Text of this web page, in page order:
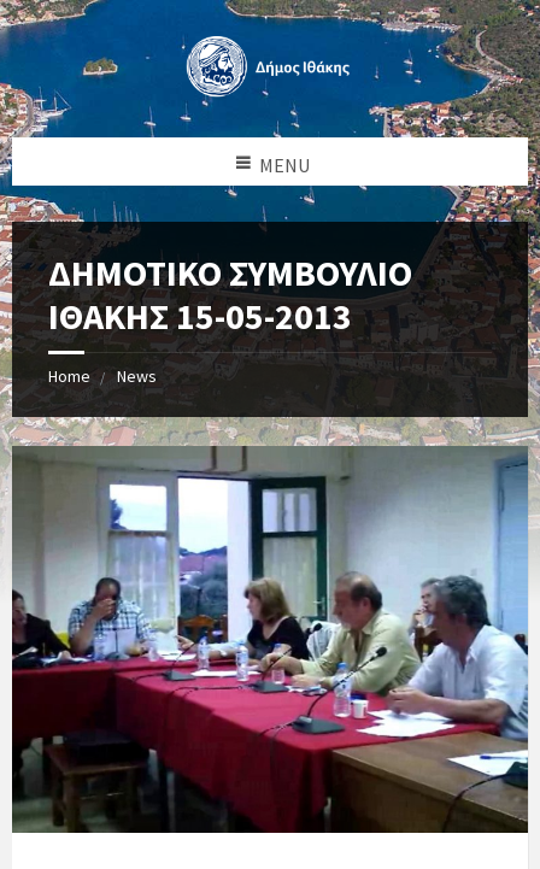
MENU
ΔΗΜΟΤΙΚΟ ΣΥΜΒΟΥΛΙΟ
ΙΘΑΚΗΣ 15-05-2013
Home News